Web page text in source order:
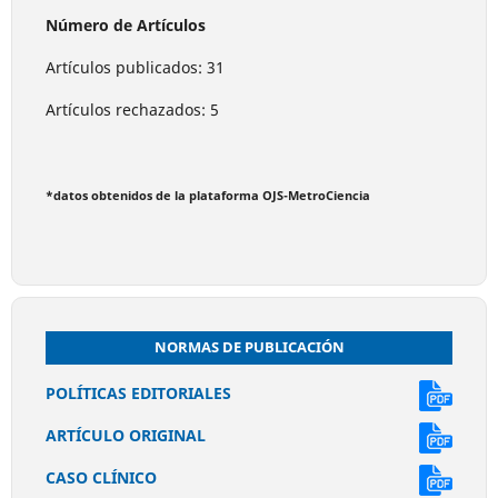
Número de Artículos
Artículos publicados: 31
Artículos rechazados: 5
*datos obtenidos de la plataforma OJS-MetroCiencia
NORMAS DE PUBLICACIÓN
POLÍTICAS EDITORIALES
ARTÍCULO ORIGINAL
CASO CLÍNICO